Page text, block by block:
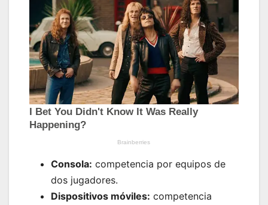
Consola: competencia por equipos de
dos jugadores.
Dispositivos móviles: competencia